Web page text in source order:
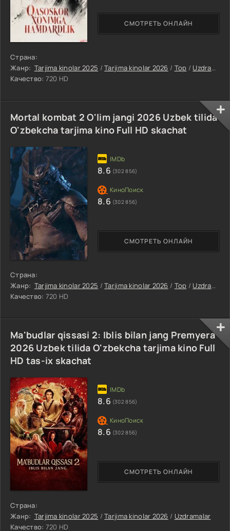
Страна:
Жанр: Tarjima kinolar 2025 /Tarjima kinolar 2026 / Top / Uzdramalar
Качество: 720 HD
СМОТРЕТЬ ОНЛАЙН
Mortal kombat 2 O'lim jangi 2026 Uzbek tilida
O'zbekcha tarjima kino Full HD skachat
Страна:
Жанр: Tarjima kinolar 2025 /Tarjima kinolar 2026 / Top / Uzdramalar
Качество: 720 HD
СМОТРЕТЬ ОНЛАЙН
8.6 (302 856)
8.6 (302 856)
Ma'budlar qissasi 2: Iblis bilan jang Premyera
2026 Uzbek tilida O'zbekcha tarjima kino Full
HD tas-ix skachat
Страна:
Жанр: Tarjima kinolar 2025 /Tarjima kinolar 2026 / Uzdramalar
Качество: 720 HD
СМОТРЕТЬ ОНЛАЙН
8.6 (302 856)
8.6 (302 856)